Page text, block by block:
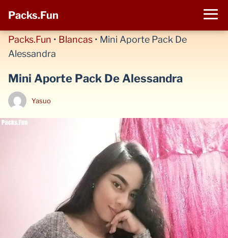
Packs.Fun
Packs.Fun • Blancas • Mini Aporte Pack De
Alessandra
Mini Aporte Pack De Alessandra
Yasuo